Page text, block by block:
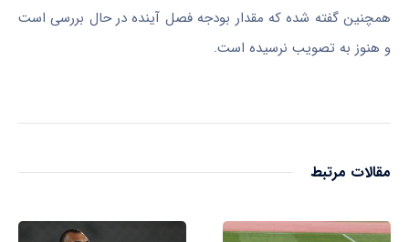
همچنین گفته شده که مقدار بودجه فصل آینده در حال بررسی است
و هنوز به تصویب نرسیده است.
مقالات مرتبط